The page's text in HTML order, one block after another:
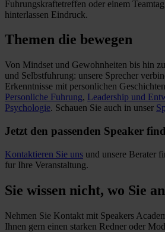
Fuhrungskraftetreffen oder einem
hinterlassen Eindruck.
Themen die bewegen
Von Mindset und Gewohnheiten bis hin
und Selbstfuhrung: unsere Sprecher
Erkenntnisse mit personlichen
Personliche Fuhrung, Leadership und
Psychologie. Schauen Sie auch in unser
Jetzt den passenden Speaker
Kontaktieren Sie uns und unsere Berater
fur Ihre Veranstaltung.
Sie wissen nicht, wo Sie
Nehmen Sie Kontakt mit Speakers
Ihnen gern einen starken Redner oder